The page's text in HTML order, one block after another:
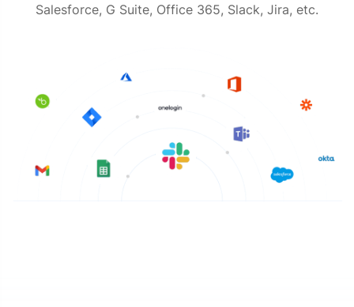
Salesforce, G Suite, Office 365, Slack, Jira, etc.